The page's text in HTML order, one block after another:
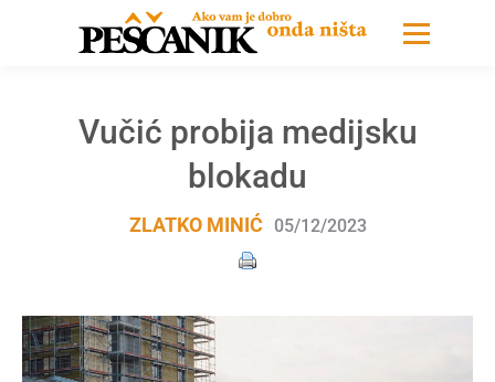
Vučić probija medijsku
blokadu
ZLATKO MINIĆ 05/12/2023